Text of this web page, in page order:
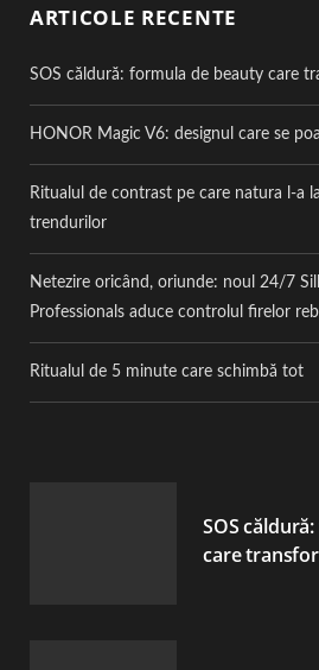
ARTICOLE RECENTE
SOS căldură: formula de beauty care
HONOR Magic V6: designul care se
Ritualul de contrast pe care natura l-a
trendurilor
Netezire oricând, oriunde: noul 24/7
Professionals aduce controlul firelor
Ritualul de 5 minute care schimbă tot
SOS
care